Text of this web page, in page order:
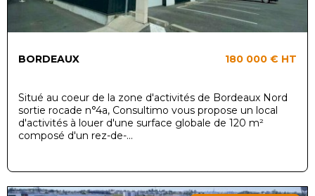
BORDEAUX 180 000 € HT
Situé au coeur de la zone d'activités de Bordeaux Nord
sortie rocade n°4a, Consultimo vous propose un local
d'activités à louer d'une surface globale de 120 m²
composé d'un rez-de-...